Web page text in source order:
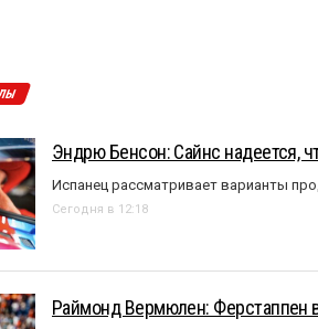
Эндрю Бенсон: Сайнс надеется,
Испанец рассматривает варианты
Сегодня в 12:18
Раймонд Вермюлен: Ферстаппен